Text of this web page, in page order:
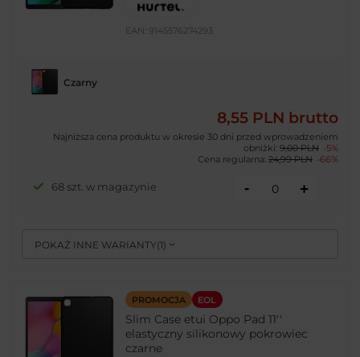
EAN: 9145576274293
POKAŻ INNE WARIANTY( 1)
Czarny
8,55 PLN brutto
Najniższa cena produktu w okresie 30 dni przed wprowadzeniem
obniżki: 9,00 PLN -5%
Cena regularna: 24,99 PLN -66%
68 szt. w magazynie - +
PROMOCJA EOL
Slim Case etui Oppo Pad 11''
elastyczny silikonowy pokrowiec
czarne